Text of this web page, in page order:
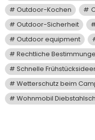
Outdoor-Kochen
Outdoor-Sicherheit
Outdoor equipment
Rechtliche
Schnelle
Wetterschutz beim
Wohnmobil